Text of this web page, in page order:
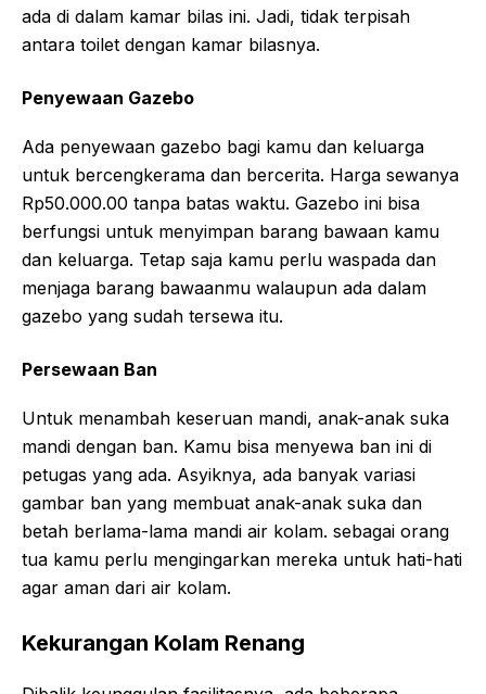
ada di dalam kamar bilas ini. Jadi, tidak terpisah
antara toilet dengan kamar bilasnya.
Penyewaan Gazebo
Ada penyewaan gazebo bagi kamu dan keluarga
untuk bercengkerama dan bercerita. Harga sewanya
Rp50.000.00 tanpa batas waktu. Gazebo ini bisa
berfungsi untuk menyimpan barang bawaan kamu
dan keluarga. Tetap saja kamu perlu waspada dan
menjaga barang bawaanmu walaupun ada dalam
gazebo yang sudah tersewa itu.
Persewaan Ban
Untuk menambah keseruan mandi, anak-anak suka
mandi dengan ban. Kamu bisa menyewa ban ini di
petugas yang ada. Asyiknya, ada banyak variasi
gambar ban yang membuat anak-anak suka dan
betah berlama-lama mandi air kolam. sebagai orang
tua kamu perlu mengingarkan mereka untuk hati-hati
agar aman dari air kolam.
Kekurangan Kolam Renang